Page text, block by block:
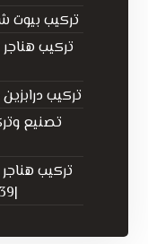
تركيب بيوت شعر
تركيب
تركيب درابزين
تصنيع
تركيب
|0503163139| هناجر شينكو